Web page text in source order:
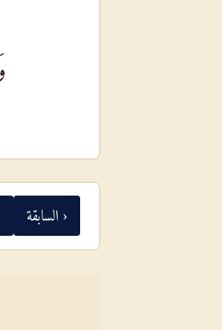
‹ السابقة